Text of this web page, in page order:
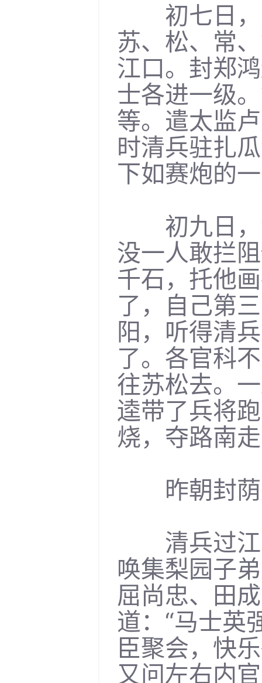
初七日，
苏、松、常
江口。封郑
士各进一级
等。遣太监
时清兵驻扎
下如赛炮的
初九日，
没一人敢拦
千石，托他
了，自己第
阳，听得清
了。各官科
往苏松去。
逵带了兵将
烧，夺路南
昨朝封荫
清兵过江
唤集梨园子
屈尚忠、田
道：“马士英
臣聚会，快
又问左右内